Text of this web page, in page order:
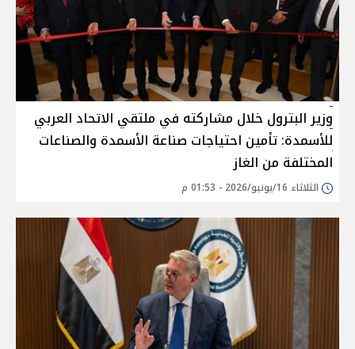
وزير البترول خلال مشاركته في ملتقي الاتحاد العربي
للأسمدة: تأمين احتياجات صناعة الأسمدة والصناعات
المختلفة من الغاز
الثلاثاء 16/يونيو/2026 - 01:53 م